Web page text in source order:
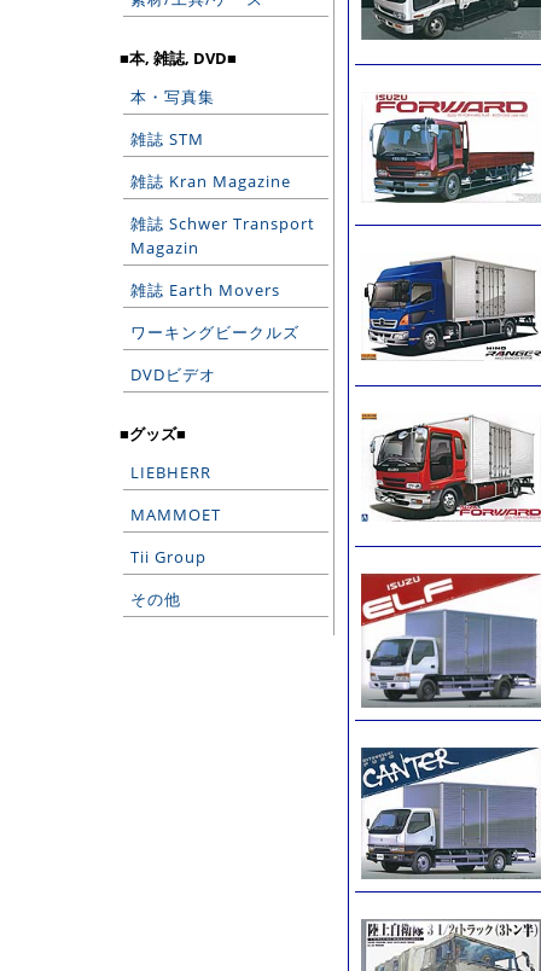
■本, 雑誌, DVD■
本・写真集
雑誌 STM
雑誌 Kran Magazine
雑誌 Schwer Transport
Magazin
雑誌 Earth Movers
ワーキングビークルズ
DVDビデオ
■グッズ■
LIEBHERR
MAMMOET
Tii Group
その他